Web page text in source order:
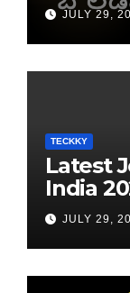
JULY 29,
TECKKY
Latest
India
JULY 29,